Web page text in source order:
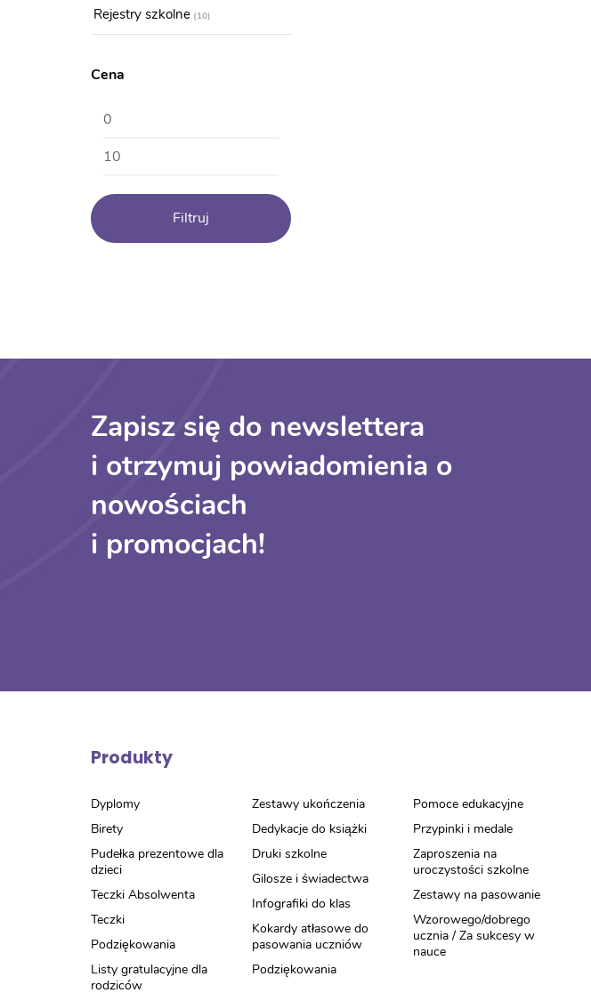
Rejestry szkolne 10
Cena
Cena
Filtruj
Zapisz się do newslettera
i otrzymuj powiadomienia o
nowościach
i promocjach!
Produkty
Dyplomy
Birety
Pudełka prezentowe dla
dzieci
Teczki Absolwenta
Teczki
Podziękowania
Listy gratulacyjne dla
rodziców
Zestawy ukończenia
Dedykacje do książki
Druki szkolne
Gilosze i świadectwa
Infografiki do klas
Kokardy atłasowe do
pasowania uczniów
Podziękowania
Pomoce edukacyjne
Przypinki i medale
Zaproszenia na
uroczystości szkolne
Zestawy na pasowanie
Wzorowego/dobrego
ucznia / Za sukcesy w
nauce